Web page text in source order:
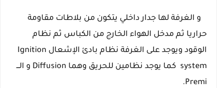
و الغرفة لها جدار داخلي يتكون من بلاطات مقاومة
حراريا ثم مدخل الهواء الخارج من الكباس ثم نظام
الوقود ويوجد على الغرفة نظام بادئ الإشعال Ignition
system كما يوجد نظامين للحريق وهما Diffusion و الـــ
Premi.